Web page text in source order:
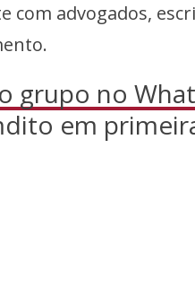
com advogados,
grupo no
em